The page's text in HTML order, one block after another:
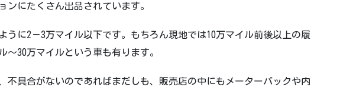
ンにたくさん出品されています。
うに2－3万マイル以下です。もちろん現地では10万マイル前後以上の履
～30万マイルという車も有ります。
不具合がないのであればまだしも、販売店の中にもメーターバックや内